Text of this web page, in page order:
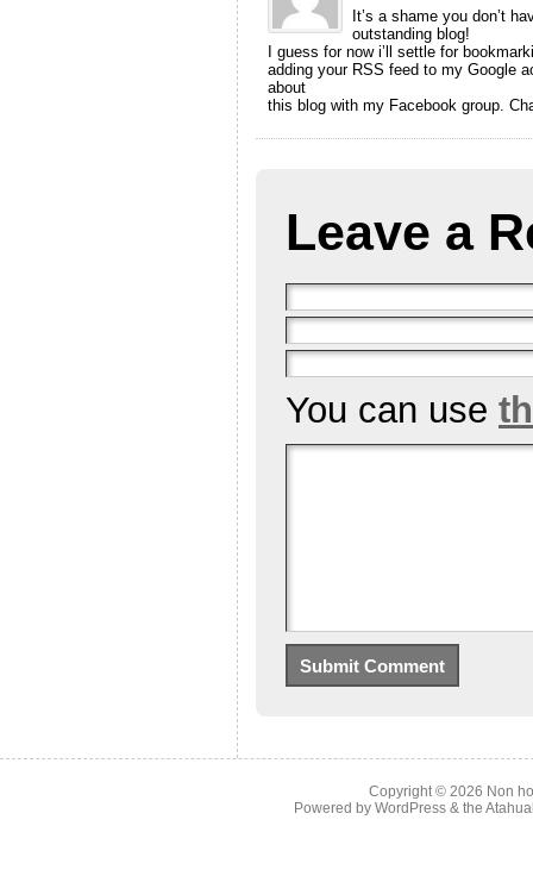
It’s a shame you don’t
outstanding blog!
I guess for now i’ll settle for
adding your RSS feed to my Google
about
this blog with my Facebook group.
Leave a
You can use
Copyright © 2026 Non
Powered by WordPress & the